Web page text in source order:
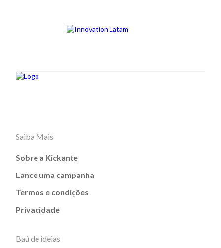
Saiba Mais
Sobre a Kickante
Lance uma campanha
Termos e condições
Privacidade
Baú de ideias